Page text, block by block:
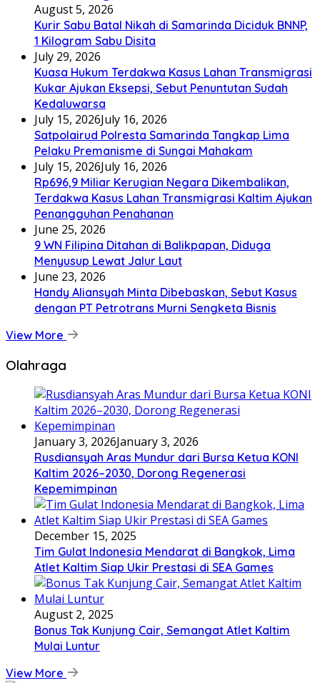
August 5, 2026
Kurir Sabu Batal Nikah di Samarinda Diciduk BNNP,
1 Kilogram Sabu Disita
July 29, 2026
Kuasa Hukum Terdakwa Kasus Lahan Transmigrasi
Kukar Ajukan Eksepsi, Sebut Penuntutan Sudah
Kedaluwarsa
July 15, 2026July 16, 2026
Satpolairud Polresta Samarinda Tangkap Lima
Pelaku Premanisme di Sungai Mahakam
July 15, 2026July 16, 2026
Rp696,9 Miliar Kerugian Negara Dikembalikan,
Terdakwa Kasus Lahan Transmigrasi Kaltim Ajukan
Penangguhan Penahanan
June 25, 2026
9 WN Filipina Ditahan di Balikpapan, Diduga
Menyusup Lewat Jalur Laut
June 23, 2026
Handy Aliansyah Minta Dibebaskan, Sebut Kasus
dengan PT Petrotrans Murni Sengketa Bisnis
View More
Olahraga
January 3, 2026January 3, 2026
Rusdiansyah Aras Mundur dari Bursa Ketua KONI
Kaltim 2026–2030, Dorong Regenerasi
Kepemimpinan
December 15, 2025
Tim Gulat Indonesia Mendarat di Bangkok, Lima
Atlet Kaltim Siap Ukir Prestasi di SEA Games
August 2, 2025
Bonus Tak Kunjung Cair, Semangat Atlet Kaltim
Mulai Luntur
View More